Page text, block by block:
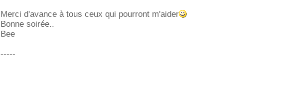
Merci d'avance à tous ceux qui pourront m'aider
Bonne soirée..
Bee
-----